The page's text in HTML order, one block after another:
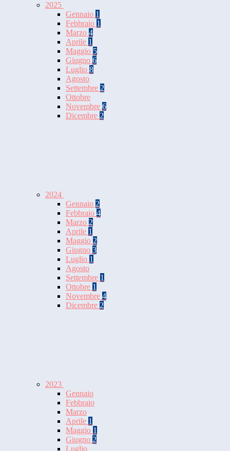
2025
Gennaio 1
Febbraio 1
Marzo 4
Aprile 1
Maggio 5
Giugno 6
Luglio 8
Agosto
Settembre 2
Ottobre
Novembre 6
Dicembre 2
2024
Gennaio 2
Febbraio 4
Marzo 2
Aprile 1
Maggio 2
Giugno 3
Luglio 1
Agosto
Settembre 1
Ottobre 1
Novembre 4
Dicembre 2
2023
Gennaio
Febbraio
Marzo
Aprile 1
Maggio 1
Giugno 2
Luglio